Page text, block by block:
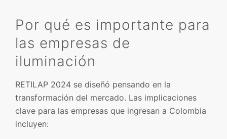
Por qué es importante para
las empresas de
iluminación
RETILAP 2024 se diseñó pensando en la
transformación del mercado. Las implicaciones
clave para las empresas que ingresan a Colombia
incluyen: